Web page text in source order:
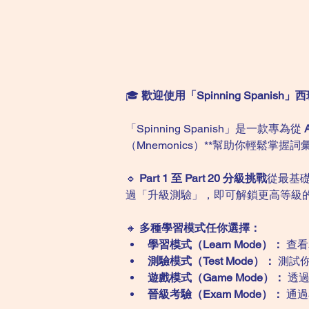
🎓 歡迎使用「Spinning Spanish」
「Spinning Spanish」是一款專為從
（Mnemonics）**幫助你輕鬆掌握
🔹 Part 1 至 Part 20 分級挑戰從最基
過「升級測驗」，即可解鎖更高等級
🔸 多種學習模式任你選擇：
學習模式（Learn Mode）： 查
測驗模式（Test Mode）： 測試
遊戲模式（Game Mode）： 透
晉級考驗（Exam Mode）： 通